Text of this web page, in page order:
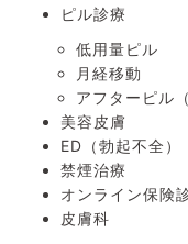
ピル診療
低用量ピル
月経移動
アフターピル
美容皮膚
ED（勃起不全）
禁煙治療
オンライン保険
皮膚科